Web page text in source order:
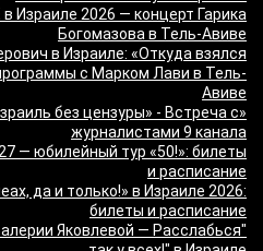
Израиле 2026 — концерт Гарика
Богомазова в Тель-Авиве
в Израиле: «Откуда взялся
с Марком Лави в Тель-
Авиве
без цензуры» - Встреча с
журналистами 9 канала
— юбилейный тур «50!»: билеты
и расписание
да и только!» в Израиле 2026:
билеты и расписание
Яковлевой — Расслабься